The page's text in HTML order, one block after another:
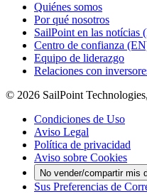
Quiénes somos
Por qué nosotros
SailPoint en las notícias
Centro de confianza
Equipo de liderazgo
Relaciones con
© 2026 SailPoint
Condiciones de Uso
Aviso Legal
Política de privacidad
Aviso sobre Cookies
No vender/compartir mis
Sus Preferencias de